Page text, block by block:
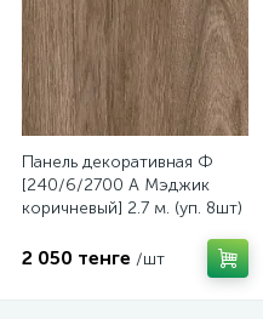
Панель декоративная Ф
[240/6/2700 A Мэджик
коричневый] 2.7 м. (уп. 8шт)
2 050 тенге /шт